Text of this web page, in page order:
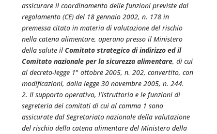
assicurare il coordinamento delle funzioni previste dal
regolamento (CE) del 18 gennaio 2002, n. 178 in
premessa citato in materia di valutazione del rischio
nella catena alimentare, operano presso il Ministero
della salute il Comitato strategico di indirizzo ed il
Comitato nazionale per la sicurezza alimentare, di cui
al decreto-legge 1° ottobre 2005, n. 202, convertito, con
modificazioni, dalla legge 30 novembre 2005, n. 244.
2. Il supporto operativo, l’istruttoria e le funzioni di
segreteria dei comitati di cui al comma 1 sono
assicurate dal Segretariato nazionale della valutazione
del rischio della catena alimentare del Ministero della